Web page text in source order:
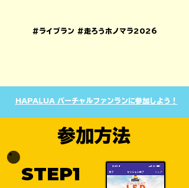
＃ライブラン ＃走ろうホノマラ2026
HAPALUA バーチャルファンランに参加しよう！
​参加方法
STEP1